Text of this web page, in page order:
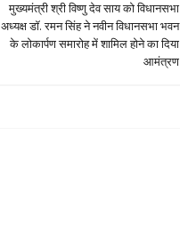
मुख्यमंत्री श्री विष्णु देव साय को विधानसभा
अध्यक्ष डॉ. रमन सिंह ने नवीन विधानसभा भवन
के लोकार्पण समारोह में शामिल होने का दिया
आमंत्रण